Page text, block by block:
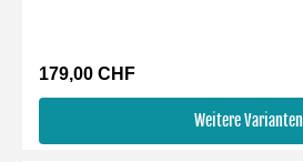
179,00 CHF
Weitere Varianten